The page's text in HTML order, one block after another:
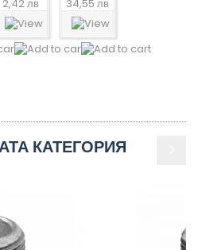
2,42 лв 34,55 лв
КАТЕГОРИЯ